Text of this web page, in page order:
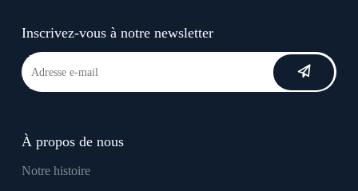
Inscrivez-vous à notre newsletter
À propos de nous
Notre histoire